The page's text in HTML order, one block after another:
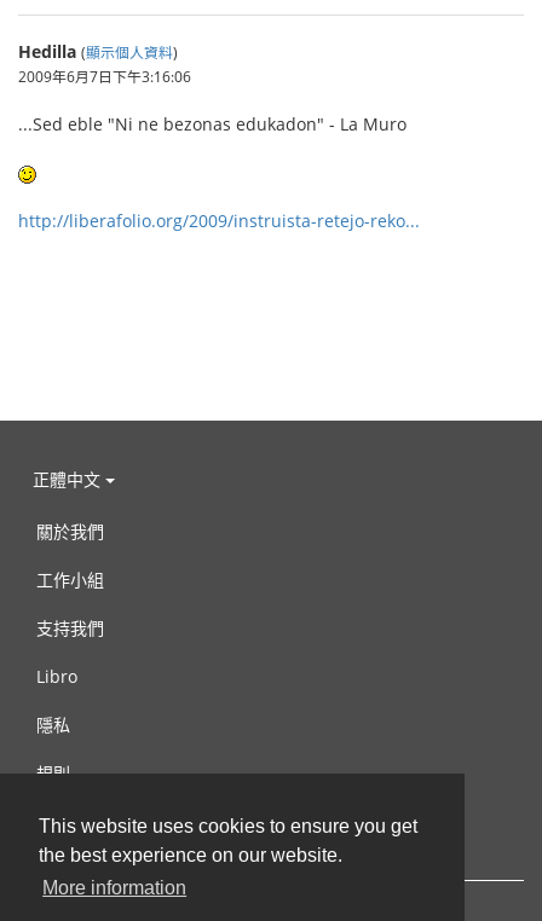
This website uses cookies to ensure you get
the best experience on our website.
More information
Hedilla (顯示個人資料)
2009年6月7日下午3:16:06
...Sed eble "Ni ne bezonas edukadon" - La Muro
http://liberafolio.org/2009/instruista-retejo-reko...
正體中文
關於我們
工作小組
支持我們
Libro
隱私
規則
連絡我們